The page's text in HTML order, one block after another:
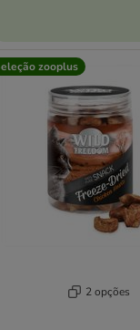
zooplus
2 opções